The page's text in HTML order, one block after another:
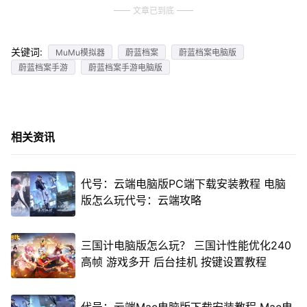
文章已到底
关键词: MuMu模拟器 蔚蓝档案
蔚蓝档案电脑版
蔚蓝档案手游
蔚蓝档案手游电脑版
相关资讯
代号：云端电脑版PC端下载安装教程 电脑
版怎么玩代号：云端攻略
三国计电脑版怎么玩？ 三国计性能优化240
高帧 游戏多开 后台挂机 按键设置教程